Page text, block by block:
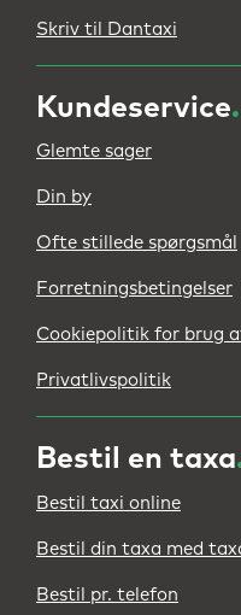
Skriv til Dantaxi
Kundeservice.
Glemte sager
Din by
Ofte stillede spørgsmål
Forretningsbetingelser
Cookiepolitik for brug
Privatlivspolitik
Bestil en taxa
Bestil taxi online
Bestil din taxa med
Bestil pr. telefon